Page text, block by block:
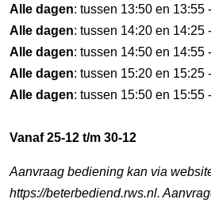
Alle dagen: tussen 13:50 en 13:55 -
Alle dagen: tussen 14:20 en 14:25 -
Alle dagen: tussen 14:50 en 14:55 -
Alle dagen: tussen 15:20 en 15:25 -
Alle dagen: tussen 15:50 en 15:55 -
Vanaf 25-12 t/m 30-12
Aanvraag bediening kan via
https://beterbediend.rws.nl.